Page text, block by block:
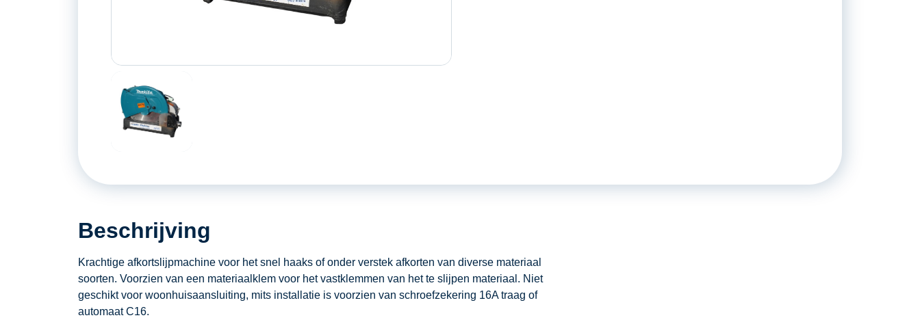
Beschrijving
Krachtige afkortslijpmachine voor het snel haaks of onder verstek afkorten van diverse materiaal
soorten. Voorzien van een materiaalklem voor het vastklemmen van het te slijpen materiaal. Niet
geschikt voor woonhuisaansluiting, mits installatie is voorzien van schroefzekering 16A traag of
automaat C16.